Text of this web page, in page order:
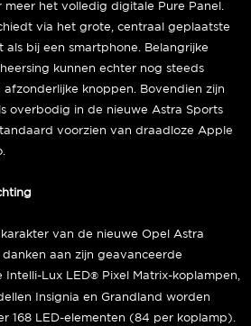
het volledig digitale Pure Panel.
via het grote, centraal geplaatste
als bij een smartphone. Belangrijke
kunnen echter nog steeds
knoppen. Bovendien zijn
overbodig in de nieuwe Astra Sports
voorzien van draadloze Apple
van de nieuwe Opel Astra
aan zijn geavanceerde
Intelli-Lux LED® Pixel Matrix-koplampen,
Insignia en Grandland worden
168 LED-elementen (84 per koplamp).